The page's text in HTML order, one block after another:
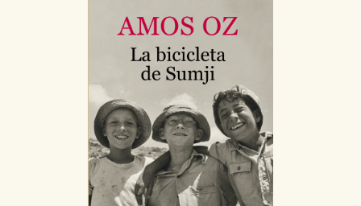
CONFIGURACIÓN DE COOKIES
HABILITAR TODO RECHAZAR TODO